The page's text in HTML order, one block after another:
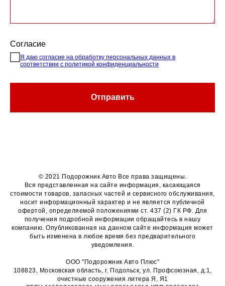
Согласие
Я даю согласие на обработку персональных данных в
соответствии с политикой конфиденциальности
Отправить
© 2021 Подорожник Авто Все права защищены.
Вся представленная на сайте информация, касающаяся
стоимости товаров, запасных частей и сервисного обслуживания,
носит информационный характер и не является публичной
офертой, определяемой положениями ст. 437 (2) ГК РФ. Для
получения подробной информации обращайтесь в нашу
компанию. Опубликованная на данном сайте информация может
быть изменена в любое время без предварительного
уведомления.
ООО "Подорожник Авто Плюс"
108823, Московская область, г. Подольск, ул. Профсоюзная, д.1,
очистные сооружения литера Я, Я1